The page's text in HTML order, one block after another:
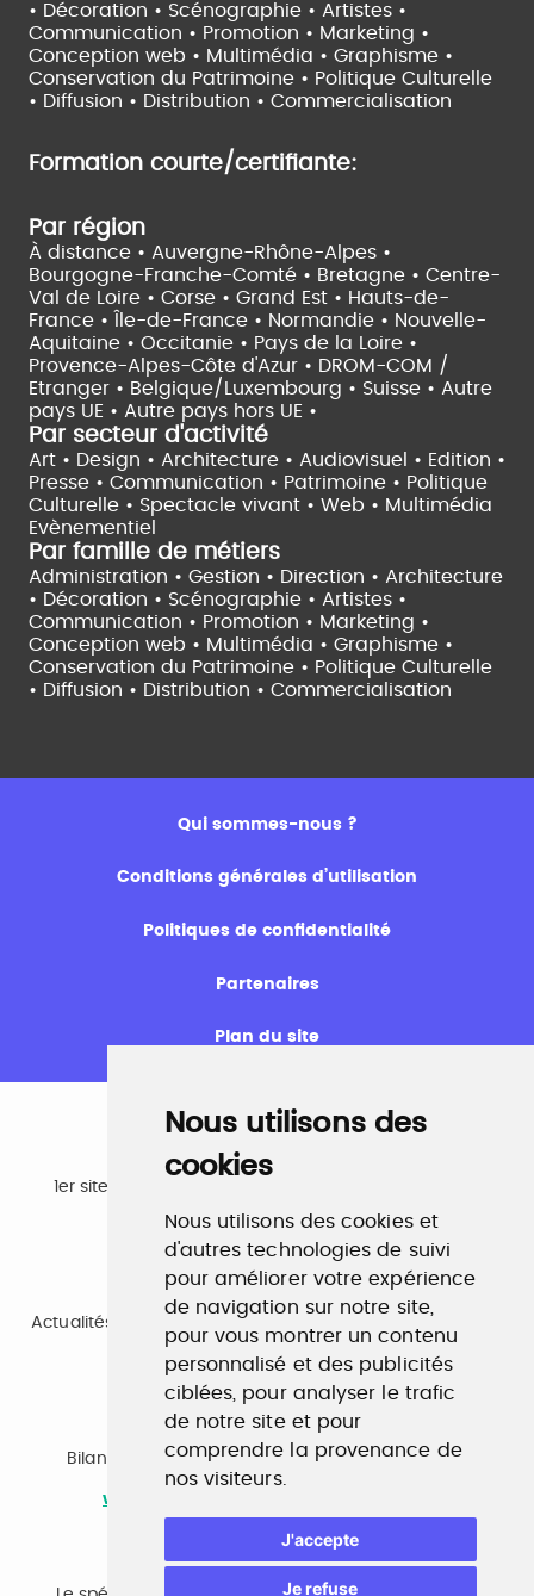
Nous utilisons des
cookies
Nous utilisons des cookies et
d'autres technologies de suivi
pour améliorer votre expérience
de navigation sur notre site,
pour vous montrer un contenu
personnalisé et des publicités
ciblées, pour analyser le trafic
de notre site et pour
comprendre la provenance de
nos visiteurs.
J'accepte
Je refuse
• Décoration • Scénographie • Artistes •
Communication • Promotion • Marketing •
Conception web • Multimédia • Graphisme •
Conservation du Patrimoine • Politique Culturelle
• Diffusion • Distribution • Commercialisation
Formation courte/certifiante:
Par région
À distance • Auvergne-Rhône-Alpes •
Bourgogne-Franche-Comté • Bretagne • Centre-
Val de Loire • Corse • Grand Est • Hauts-de-
France •
Île-de-France • Normandie • Nouvelle-
Aquitaine • Occitanie • Pays de la Loire •
Provence-Alpes-Côte d'Azur • DROM-COM /
Etranger • Belgique/Luxembourg • Suisse • Autre
pays UE • Autre pays hors UE •
Par secteur d'activité
Art • Design • Architecture • Audiovisuel • Edition •
Presse • Communication • Patrimoine • Politique
Culturelle • Spectacle vivant • Web • Multimédia
Evènementiel
Par famille de métiers
Administration • Gestion • Direction • Architecture
• Décoration • Scénographie • Artistes •
Communication • Promotion • Marketing •
Conception web • Multimédia • Graphisme •
Conservation du Patrimoine • Politique Culturelle
• Diffusion • Distribution • Commercialisation
Qui sommes-nous ?
Conditions générales d’utilisation
Politiques de confidentialité
Partenaires
Plan du site
Emploi
1er site emploi du secteur culturel 784.000 visites et
www.profilculture.com
Formation
Actualités, guide et annuaire des formations aux métiers
de la culture.
www.profilculture-formation.com
Accompagnement professionnel
Bilan de compétences, coaching, techniques de
recherche d'emploi, entretien conseil.
www.profilculture-competences.com